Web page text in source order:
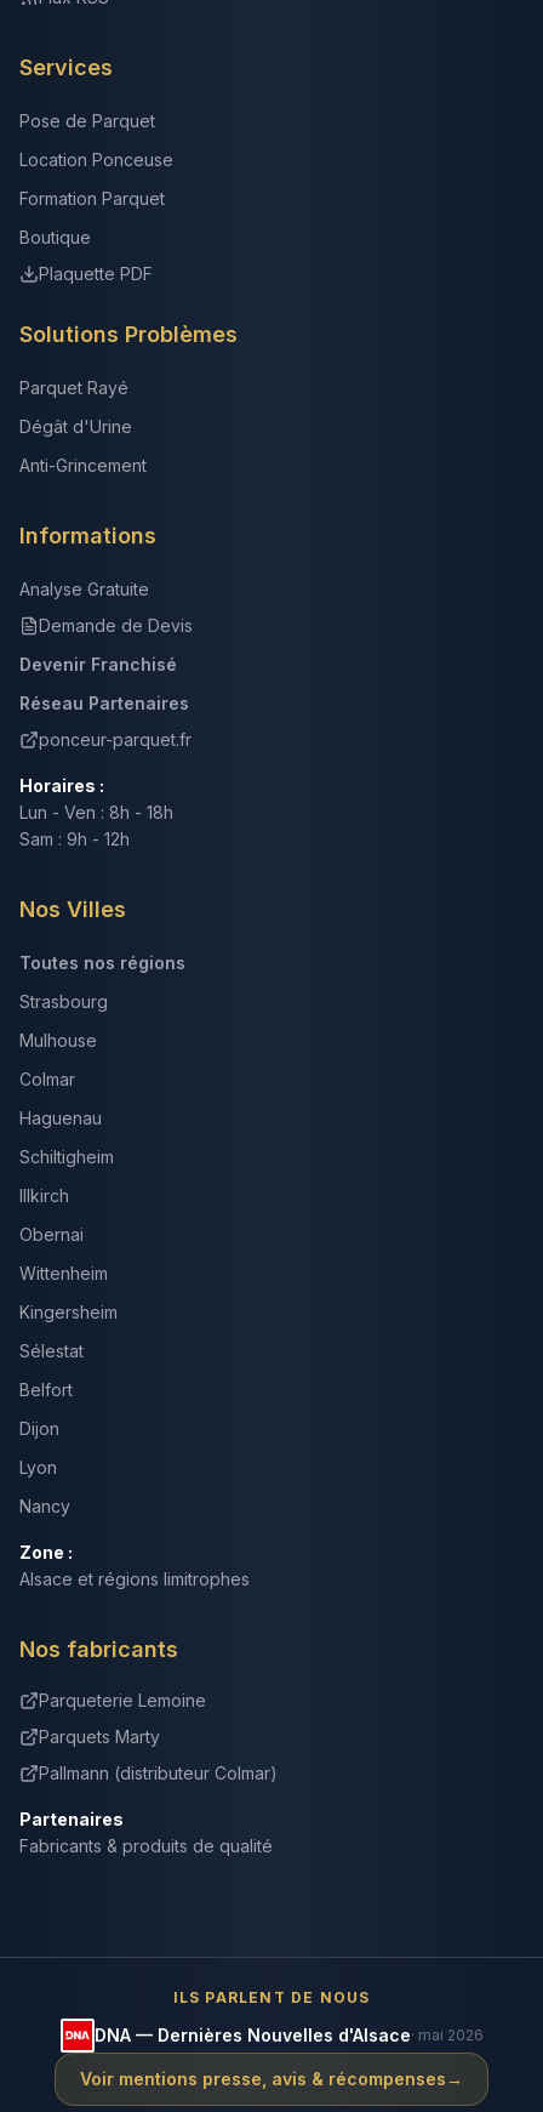
Services
Pose de Parquet
Location Ponceuse
Formation Parquet
Boutique
Plaquette PDF
Solutions Problèmes
Parquet Rayé
Dégât d'Urine
Anti-Grincement
Informations
Analyse Gratuite
Demande de Devis
Devenir Franchisé
Réseau Partenaires
ponceur-parquet.fr
Horaires :
Lun - Ven : 8h - 18h
Sam : 9h - 12h
Nos Villes
Toutes nos régions
Strasbourg
Mulhouse
Colmar
Haguenau
Schiltigheim
Illkirch
Obernai
Wittenheim
Kingersheim
Sélestat
Belfort
Dijon
Lyon
Nancy
Zone :
Alsace et régions limitrophes
Nos fabricants
Parqueterie Lemoine
Parquets Marty
Pallmann (distributeur Colmar)
Partenaires
Fabricants & produits de qualité
ILS PARLENT DE NOUS
DNA — Dernières Nouvelles d'Alsace· mai 2026
Voir mentions presse, avis & récompenses→